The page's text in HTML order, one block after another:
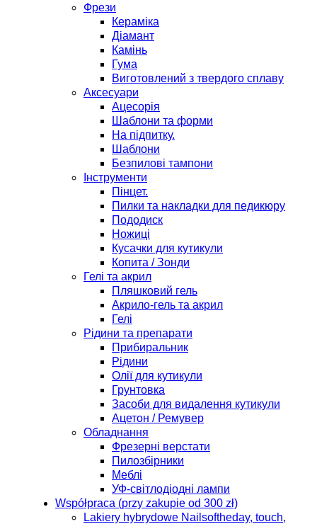
Фрези
Кераміка
Діамант
Камінь
Гума
Виготовлений з твердого сплаву
Аксесуари
Ацесорія
Шаблони та форми
На підпитку.
Шаблони
Безпилові тампони
Інструменти
Пінцет.
Пилки та накладки для педикюру
Пододиск
Ножиці
Кусачки для кутикули
Копита / Зонди
Гелі та акрил
Пляшковий гель
Акрило-гель та акрил
Гелі
Рідини та препарати
Прибиральник
Рідини
Олії для кутикули
Грунтовка
Засоби для видалення кутикули
Ацетон / Ремувер
Обладнання
Фрезерні верстати
Пилозбірники
Меблі
УФ-світлодіодні лампи
Współpraca (przy zakupie od 300 zł)
Lakiery hybrydowe Nailsoftheday, touch,